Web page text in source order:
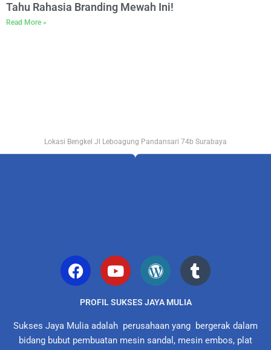
Tahu Rahasia Branding Mewah Ini!
Read More »
Lokasi Bengkel Jl Leboagung Pandansari 74b Surabaya
PROFIL SUKSES JAYA MULIA
Sukses Jaya Mulia adalah perusahaan yang bergerak dalam
bidang bubut pembuatan mesin sandal, mesin embos, plat